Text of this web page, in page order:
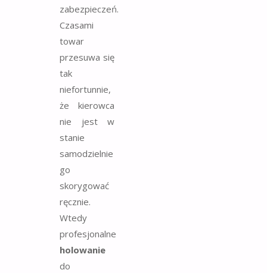
zabezpieczeń.
Czasami
towar
przesuwa się
tak
niefortunnie,
że kierowca
nie jest w
stanie
samodzielnie
go
skorygować
ręcznie.
Wtedy
profesjonalne
holowanie
do